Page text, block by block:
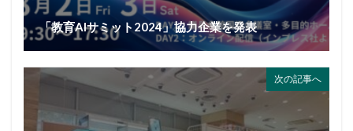
「教育AIサミット2024」協力企業を発表
次の記事へ